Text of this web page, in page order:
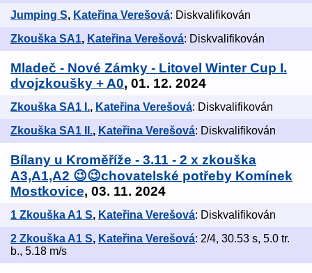
Jumping S, Kateřina Verešová: Diskvalifikován
Zkouška SA1, Kateřina Verešová: Diskvalifikován
Mladeč - Nové Zámky - Litovel Winter Cup I.
dvojzkoušky + A0, 01. 12. 2024
Zkouška SA1 I., Kateřina Verešová: Diskvalifikován
Zkouška SA1 II., Kateřina Verešová: Diskvalifikován
Bílany u Kroměříže - 3.11 - 2 x zkouška
A3,A1,A2 😉😉chovatelské potřeby Komínek
Mostkovice, 03. 11. 2024
1 Zkouška A1 S, Kateřina Verešová: Diskvalifikován
2 Zkouška A1 S, Kateřina Verešová: 2/4, 30.53 s, 5.0 tr.
b., 5.18 m/s